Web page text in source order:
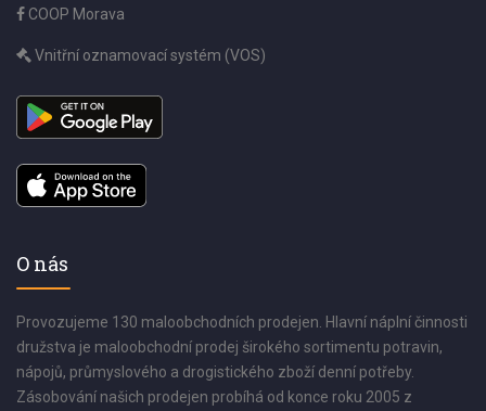
COOP Morava
Vnitřní oznamovací systém (VOS)
O nás
Provozujeme 130 maloobchodních prodejen. Hlavní náplní činnosti
družstva je maloobchodní prodej širokého sortimentu potravin,
nápojů, průmyslového a drogistického zboží denní potřeby.
Zásobování našich prodejen probíhá od konce roku 2005 z